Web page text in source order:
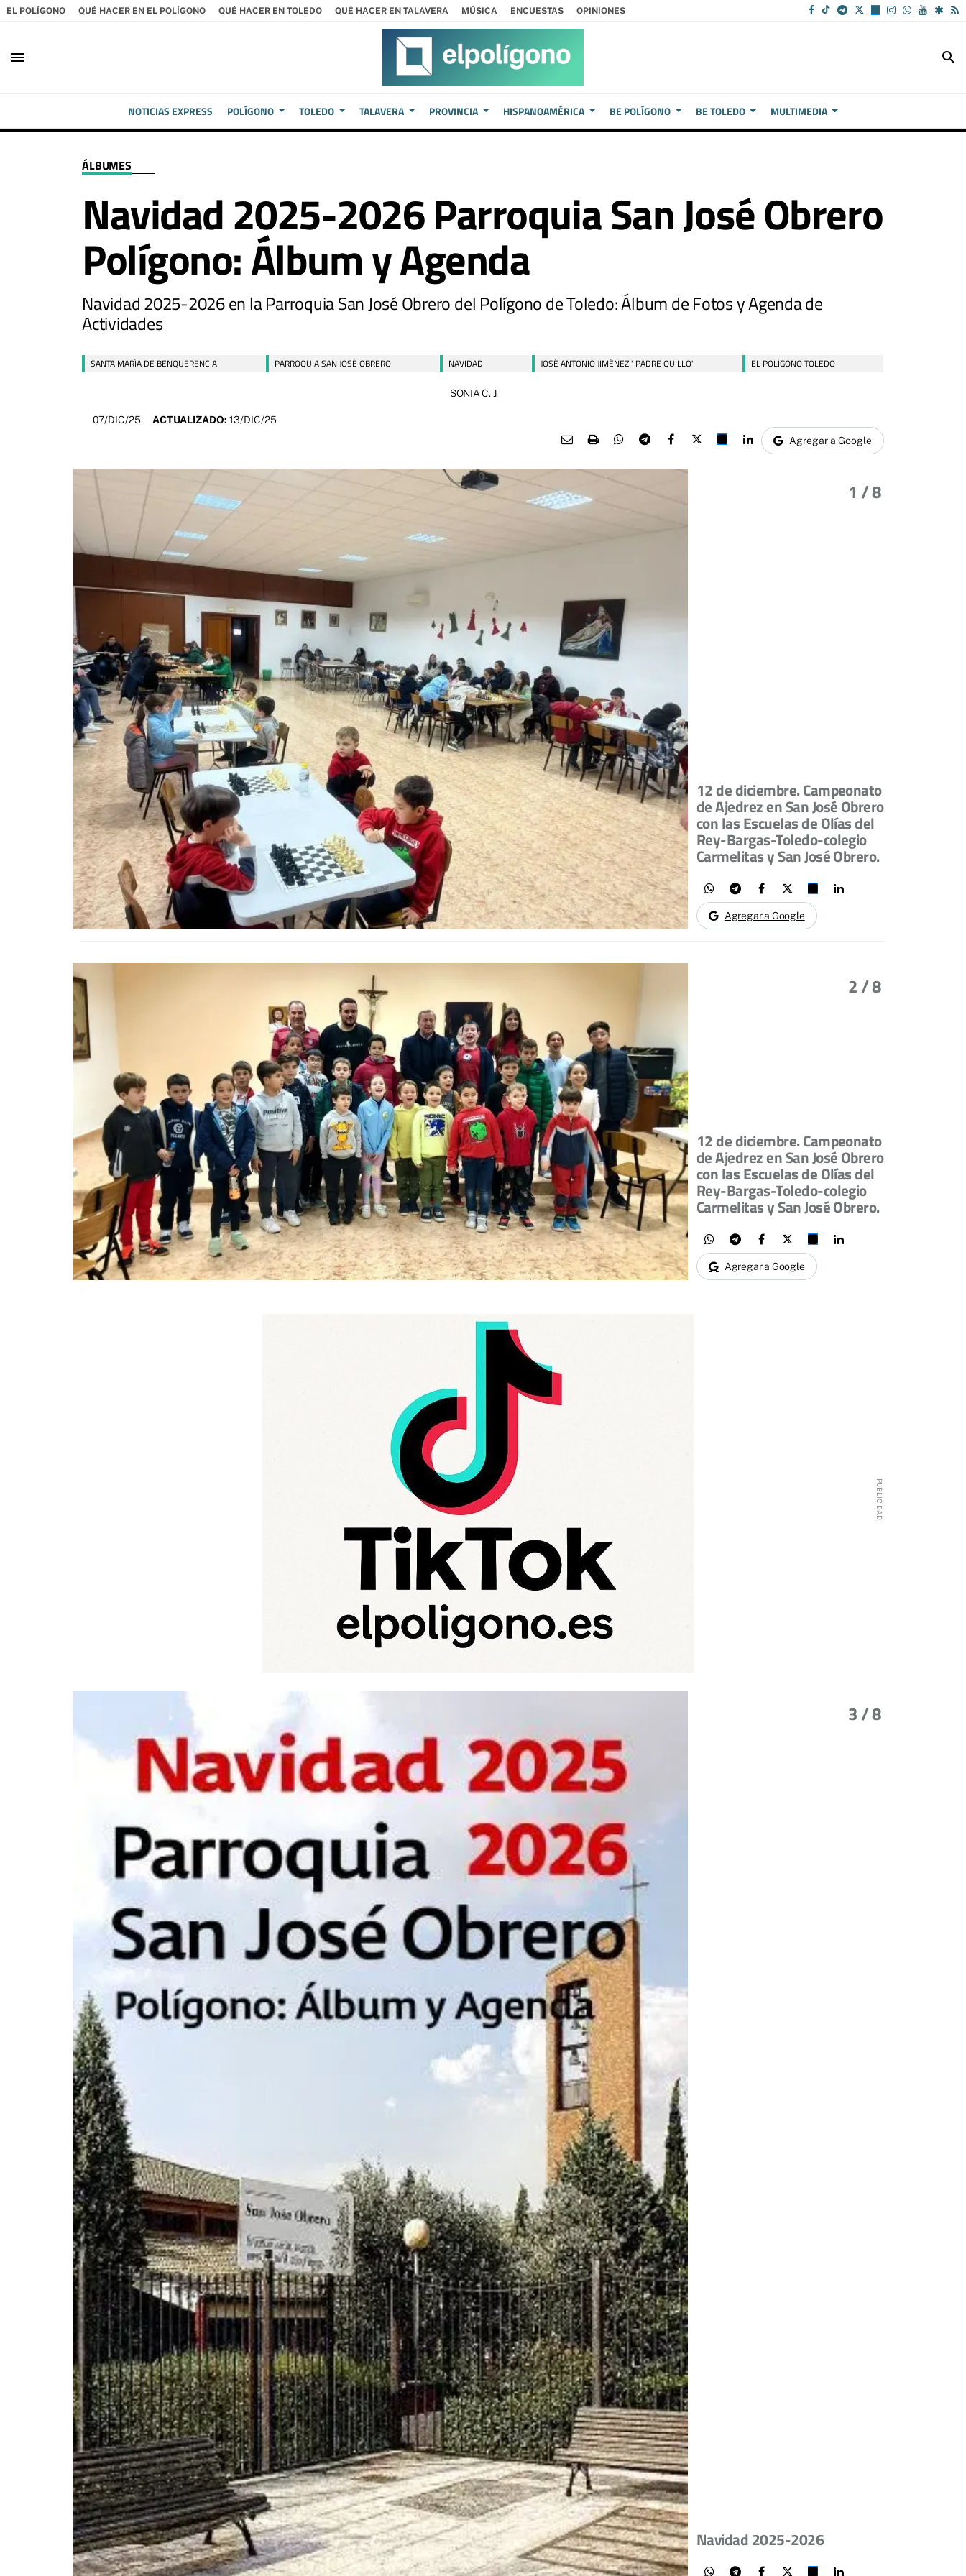
EL POLÍGONO QUÉ HACER EN EL POLÍGONO QUÉ HACER EN TOLEDO QUÉ HACER EN TALAVERA MÚSICA ENCUESTAS OPINIONES
menu search
NOTICIAS EXPRESS POLÍGONO TOLEDO TALAVERA PROVINCIA HISPANOAMÉRICA BE POLÍGONO BE TOLEDO MULTIMEDIA
ÁLBUMES
Navidad 2025-2026 Parroquia San José Obrero
Polígono: Álbum y Agenda
Navidad 2025-2026 en la Parroquia San José Obrero del Polígono de Toledo: Álbum de Fotos y Agenda de
Actividades
SANTA MARÍA DE BENQUERENCIA PARROQUIA SAN JOSÉ OBRERO NAVIDAD JOSÉ ANTONIO JIMÉNEZ ' PADRE QUILLO' EL POLÍGONO TOLEDO
SONIA C. J.
07/DIC/25 ACTUALIZADO: 13/DIC/25
Agregar a Google
1 / 8
12 de diciembre. Campeonato
de Ajedrez en San José Obrero
con las Escuelas de Olías del
Rey-Bargas-Toledo-colegio
Carmelitas y San José Obrero.
Agregar a Google
2/ 8
12 de diciembre. Campeonato
de Ajedrez en San José Obrero
con las Escuelas de Olías del
Rey-Bargas-Toledo-colegio
Carmelitas y San José Obrero.
Agregar a Google
3/ 8
Navidad 2025-2026